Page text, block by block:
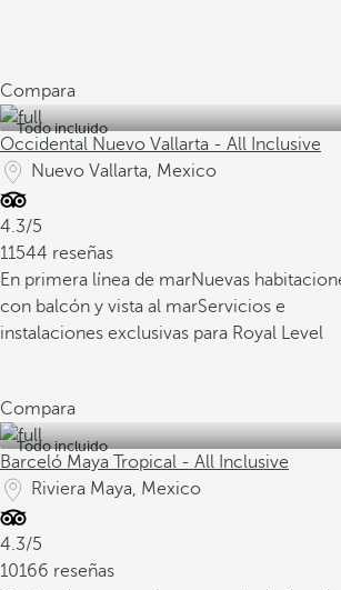
Compara
Todo incluido
Occidental Nuevo Vallarta - All Inclusive
Nuevo Vallarta, Mexico
4.3/5
11544 reseñas
En primera línea de marNuevas
con balcón y vista al marServicios e
instalaciones exclusivas para Royal Level
Compara
Todo incluido
Barceló Maya Tropical - All Inclusive
Riviera Maya, Mexico
4.3/5
10166 reseñas